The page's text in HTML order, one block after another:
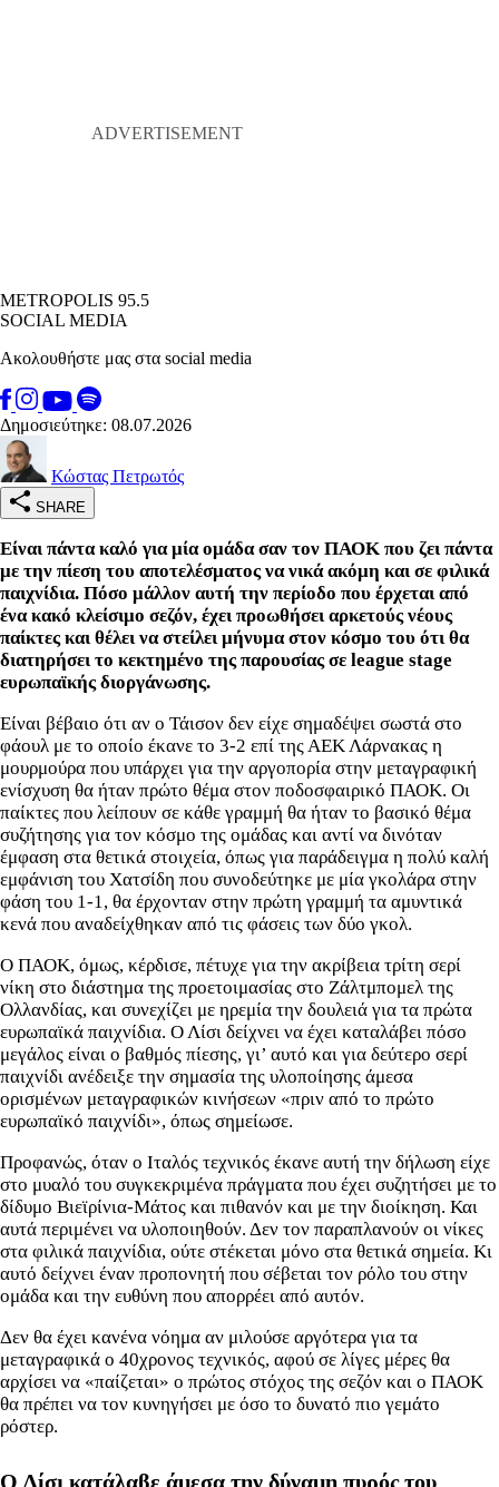
METROPOLIS 95.5
SOCIAL MEDIA
Ακολουθήστε μας στα social media
Δημοσιεύτηκε: 08.07.2026
Κώστας Πετρωτός
SHARE
Είναι πάντα καλό για μία ομάδα σαν τον ΠΑΟΚ που ζει πάντα
με την πίεση του αποτελέσματος να νικά ακόμη και σε φιλικά
παιχνίδια. Πόσο μάλλον αυτή την περίοδο που έρχεται από
ένα κακό κλείσιμο σεζόν, έχει προωθήσει αρκετούς νέους
παίκτες και θέλει να στείλει μήνυμα στον κόσμο του ότι θα
διατηρήσει το κεκτημένο της παρουσίας σε league stage
ευρωπαϊκής διοργάνωσης.
Είναι βέβαιο ότι αν ο Τάισον δεν είχε σημαδέψει σωστά στο
φάουλ με το οποίο έκανε το 3-2 επί της ΑΕΚ Λάρνακας η
μουρμούρα που υπάρχει για την αργοπορία στην μεταγραφική
ενίσχυση θα ήταν πρώτο θέμα στον ποδοσφαιρικό ΠΑΟΚ. Οι
παίκτες που λείπουν σε κάθε γραμμή θα ήταν το βασικό θέμα
συζήτησης για τον κόσμο της ομάδας και αντί να δινόταν
έμφαση στα θετικά στοιχεία, όπως για παράδειγμα η πολύ καλή
εμφάνιση του Χατσίδη που συνοδεύτηκε με μία γκολάρα στην
φάση του 1-1, θα έρχονταν στην πρώτη γραμμή τα αμυντικά
κενά που αναδείχθηκαν από τις φάσεις των δύο γκολ.
Ο ΠΑΟΚ, όμως, κέρδισε, πέτυχε για την ακρίβεια τρίτη σερί
νίκη στο διάστημα της προετοιμασίας στο Ζάλτμπομελ της
Ολλανδίας, και συνεχίζει με ηρεμία την δουλειά για τα πρώτα
ευρωπαϊκά παιχνίδια. Ο Λίσι δείχνει να έχει καταλάβει πόσο
μεγάλος είναι ο βαθμός πίεσης, γι’ αυτό και για δεύτερο σερί
παιχνίδι ανέδειξε την σημασία της υλοποίησης άμεσα
ορισμένων μεταγραφικών κινήσεων «πριν από το πρώτο
ευρωπαϊκό παιχνίδι», όπως σημείωσε.
Προφανώς, όταν ο Ιταλός τεχνικός έκανε αυτή την δήλωση είχε
στο μυαλό του συγκεκριμένα πράγματα που έχει συζητήσει με το
δίδυμο Βιεϊρίνια-Μάτος και πιθανόν και με την διοίκηση. Και
αυτά περιμένει να υλοποιηθούν. Δεν τον παραπλανούν οι νίκες
στα φιλικά παιχνίδια, ούτε στέκεται μόνο στα θετικά σημεία. Κι
αυτό δείχνει έναν προπονητή που σέβεται τον ρόλο του στην
ομάδα και την ευθύνη που απορρέει από αυτόν.
Δεν θα έχει κανένα νόημα αν μιλούσε αργότερα για τα
μεταγραφικά ο 40χρονος τεχνικός, αφού σε λίγες μέρες θα
αρχίσει να «παίζεται» ο πρώτος στόχος της σεζόν και ο ΠΑΟΚ
θα πρέπει να τον κυνηγήσει με όσο το δυνατό πιο γεμάτο
ρόστερ.
Ο Λίσι κατάλαβε άμεσα την δύναμη πυρός του